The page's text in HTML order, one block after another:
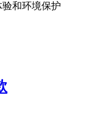
和环境保护